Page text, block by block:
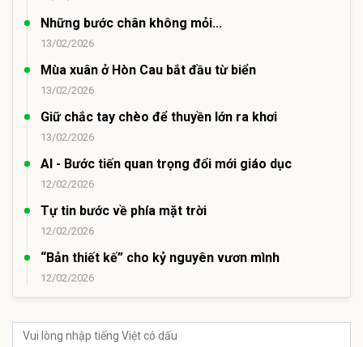
Những bước chân không mỏi...
13/02/2026
Mùa xuân ở Hòn Cau bắt đầu từ biển
13/02/2026
Giữ chắc tay chèo để thuyền lớn ra khơi
13/02/2026
AI - Bước tiến quan trọng đổi mới giáo dục
12/02/2026
Tự tin bước về phía mặt trời
12/02/2026
“Bản thiết kế” cho kỷ nguyên vươn mình
12/02/2026